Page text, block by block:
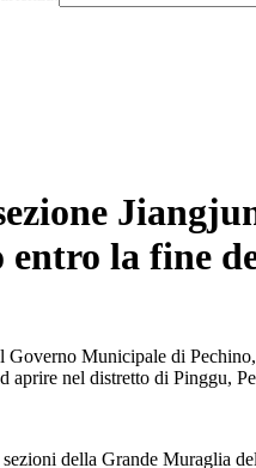
la fine
Governo Municipale di
aprire nel distretto di Pinggu,
della Grande Muraglia